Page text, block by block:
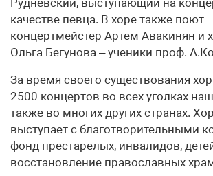
Рудневский, выступающий на
качестве певца. В хоре также поют
концертмейстер Артем Авакинян и
Ольга Бегунова – ученики проф.
За время своего существования
2500 концертов во всех уголках
также во многих других странах.
выступает с благотворительными
фонд престарелых, инвалидов,
восстановление православных